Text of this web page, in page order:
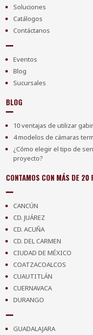
Soluciones
Catálogos
Contáctanos
Eventos
Blog
Sucursales
BLOG
10 ventajas de utilizar
4 modelos de cámaras
¿Cómo elegir el tipo de
proyecto?
CONTAMOS CON MÁS DE 20
CANCÚN
CD. JUÁREZ
CD. ACUÑA
CD. DEL CARMEN
CIUDAD DE MÉXICO
COATZACOALCOS
CUAUTITLÁN
CUERNAVACA
DURANGO
GUADALAJARA